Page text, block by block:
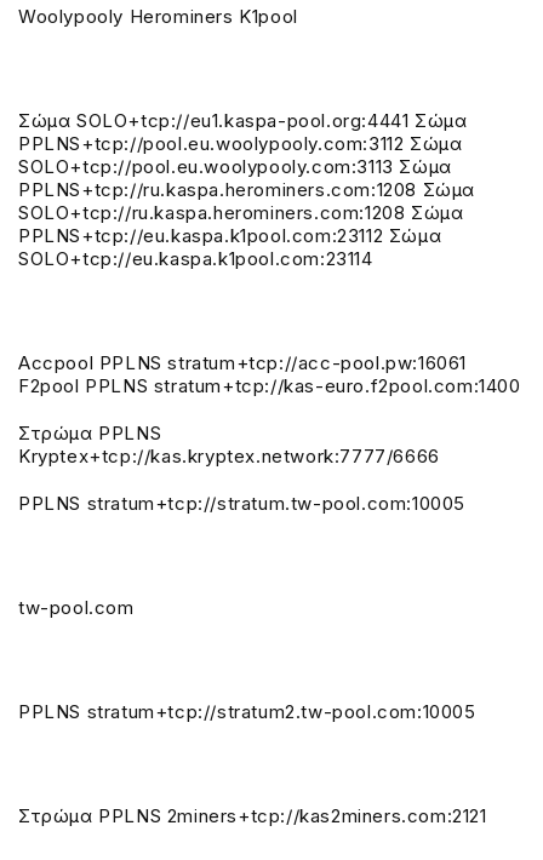
Woolypooly Herominers K1pool
Σώμα SOLO+tcp://eu1.kaspa-pool.org:4441 Σώμα
PPLNS+tcp://pool.eu.woolypooly.com:3112 Σώμα
SOLO+tcp://pool.eu.woolypooly.com:3113 Σώμα
PPLNS+tcp://ru.kaspa.herominers.com:1208 Σώμα
SOLO+tcp://ru.kaspa.herominers.com:1208 Σώμα
PPLNS+tcp://eu.kaspa.k1pool.com:23112 Σώμα
SOLO+tcp://eu.kaspa.k1pool.com:23114
Accpool PPLNS stratum+tcp://acc-pool.pw:16061
F2pool PPLNS stratum+tcp://kas-euro.f2pool.com:1400
Στρώμα PPLNS
Kryptex+tcp://kas.kryptex.network:7777/6666
PPLNS stratum+tcp://stratum.tw-pool.com:10005
tw-pool.com
PPLNS stratum+tcp://stratum2.tw-pool.com:10005
Στρώμα PPLNS 2miners+tcp://kas2miners.com:2121